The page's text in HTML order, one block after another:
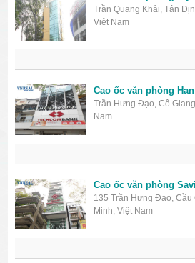
Trần Quang Khải, Tân
Việt Nam
Cao ốc văn phòng
Trần Hưng Đạo, Cô
Nam
Cao ốc văn phòng
135 Trần Hưng Đạo, Cầu
Minh, Việt Nam